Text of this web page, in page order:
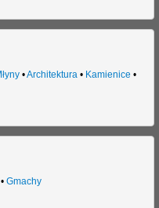
•Architektura • Kamienice •
• Gmachy